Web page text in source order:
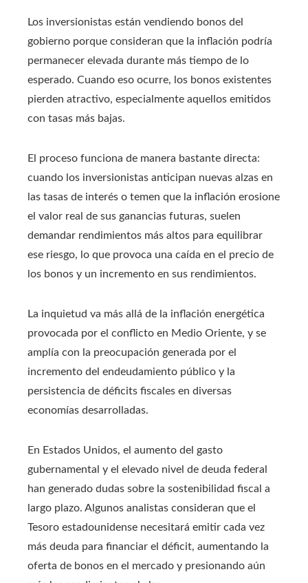
Los inversionistas están vendiendo bonos del
gobierno porque consideran que la inflación podría
permanecer elevada durante más tiempo de lo
esperado. Cuando eso ocurre, los bonos existentes
pierden atractivo, especialmente aquellos emitidos
con tasas más bajas.
El proceso funciona de manera bastante directa:
cuando los inversionistas anticipan nuevas alzas en
las tasas de interés o temen que la inflación erosione
el valor real de sus ganancias futuras, suelen
demandar rendimientos más altos para equilibrar
ese riesgo, lo que provoca una caída en el precio de
los bonos y un incremento en sus rendimientos.
La inquietud va más allá de la inflación energética
provocada por el conflicto en Medio Oriente, y se
amplía con la preocupación generada por el
incremento del endeudamiento público y la
persistencia de déficits fiscales en diversas
economías desarrolladas.
En Estados Unidos, el aumento del gasto
gubernamental y el elevado nivel de deuda federal
han generado dudas sobre la sostenibilidad fiscal a
largo plazo. Algunos analistas consideran que el
Tesoro estadounidense necesitará emitir cada vez
más deuda para financiar el déficit, aumentando la
oferta de bonos en el mercado y presionando aún